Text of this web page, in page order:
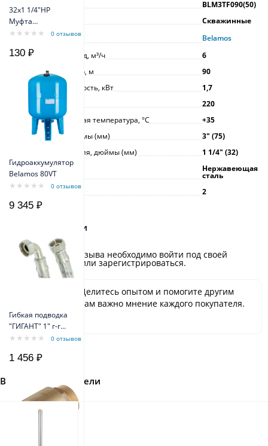
32х1 1/4"НР
Муфта
переходная с
резьбой
0 отзывов
130 ₽
Гидроаккумулятор
Belamos 80VT
0 отзывов
9 345 ₽
Гибкая подводка
"ГИГАНТ" 1" г-г
угловая 80 см0 отзывов
1 456 ₽
BLM3TF090(50)
Тип насоса
Скважинные
Производитель
Belamos
Максимальный расход, м³/ч
6
Максимальный напор, м
90
Максимальная мощность, кВт
1,7
Напряжение, В
220
Максимальная рабочая температура, °С
+35
Диаметр насоса, дюймы (мм)
3ʺ (75)
Размер присоединения, дюймы (мм)
1 1/4ʺ (32)
Материал корпуса
Нержавеющая
сталь
2
Отзывы и оценки
Для добавления отзыва необходимо войти под своей
учётной записью или зарегистрироваться.
Будьте первым! Делитесь опытом и помогите другим
сделать выбор. Нам важно мнение каждого покупателя.
Спасибо!
Вы недавно смотрели